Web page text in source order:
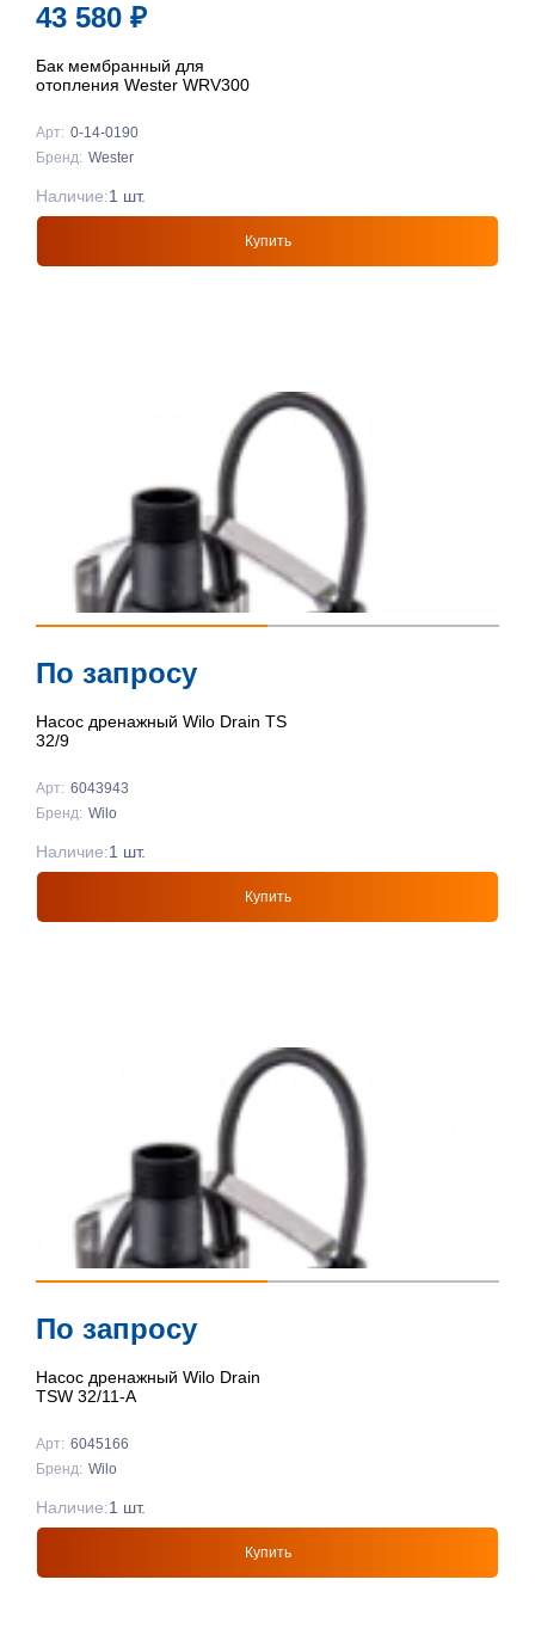
43 580 ₽
Бак мембранный для
отопления Wester WRV300
Арт: 0-14-0190
Бренд: Wester
Купить
Наличие:1 шт.
По запросу
Насос дренажный Wilo Drain TS
32/9
Арт: 6043943
Бренд: Wilo
Купить
Наличие:1 шт.
По запросу
Насос дренажный Wilo Drain
TSW 32/11-A
Арт: 6045166
Бренд: Wilo
Купить
Наличие:1 шт.